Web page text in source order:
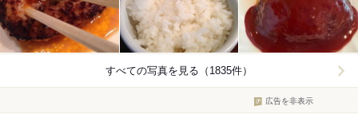
すべての写真を見る（1835件）
広告を非表示